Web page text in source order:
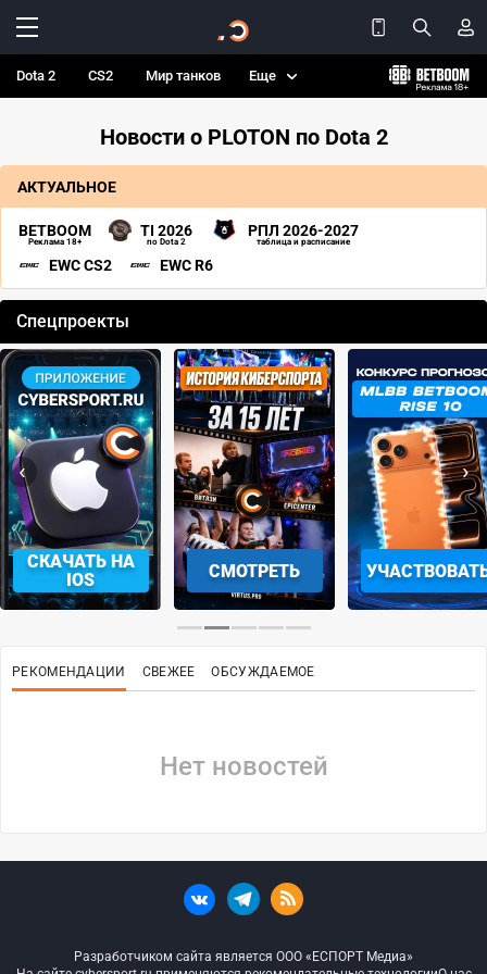
Dota 2 CS2 Мир танков Еще
Новости о PLOTON по Dota 2
АКТУАЛЬНОЕ
BETBOOM
Реклама 18+
TI 2026
по Dota 2
РПЛ 2026-2027
таблица и расписание
EWC CS2 EWC R6
Спецпроекты
СКАЧАТЬ НА
IOS
СМОТРЕТЬ
‹ ›
РЕКОМЕНДАЦИИ СВЕЖЕЕ ОБСУЖДАЕМОЕ
Нет новостей
Разработчиком сайта является ООО «ЕСПОРТ Медиа»